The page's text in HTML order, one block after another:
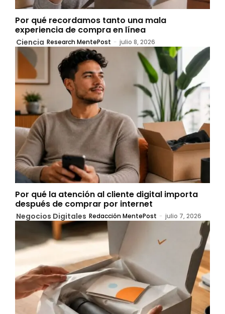
Por qué recordamos tanto una mala
experiencia de compra en línea
Ciencia Research MentePost - julio 8, 2026
Por qué la atención al cliente digital importa
después de comprar por internet
Negocios Digitales Redacción MentePost - julio 7, 2026